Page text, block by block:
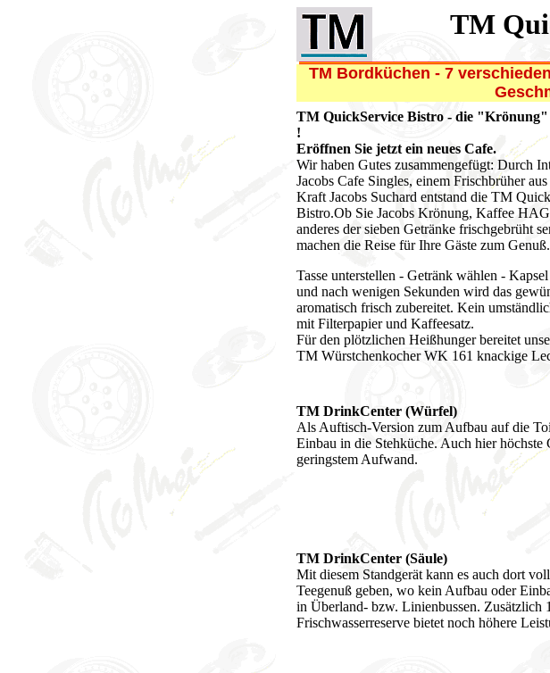
TM
TM Bordküchen - 7
TM QuickService Bistro - die
!
Eröffnen Sie jetzt ein neues Cafe.
Wir haben Gutes zusammengefügt: Durch
Jacobs Cafe Singles, einem Frischbrüher
Kraft Jacobs Suchard entstand die TM
Bistro.Ob Sie Jacobs Krönung, Kaffee
anderes der sieben Getränke frischgebrüht
machen die Reise für Ihre Gäste zum Genuß.
Tasse unterstellen - Getränk wählen -
und nach wenigen Sekunden wird das
aromatisch frisch zubereitet. Kein
mit Filterpapier und Kaffeesatz.
Für den plötzlichen Heißhunger bereitet
TM Würstchenkocher WK 161 knackige
TM DrinkCenter (Würfel)
Als Auftisch-Version zum Aufbau auf die
Einbau in die Stehküche. Auch hier höchste
geringstem Aufwand.
TM DrinkCenter (Säule)
Mit diesem Standgerät kann es auch dort
Teegenuß geben, wo kein Aufbau oder
in Überland- bzw. Linienbussen. Zusätzlich
Frischwasserreserve bietet noch höhere